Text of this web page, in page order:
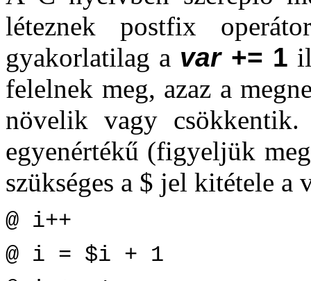
léteznek postfix
gyakorlatilag a var+= 1
felelnek meg, azaz a
növelik vagy
egyenértékű (figyeljük
szükséges a $ jel kitétele a
@ i++
@ i = $i + 1